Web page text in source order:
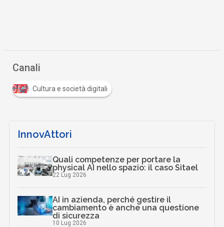
Canali
Cultura e società digitali
InnovAttori
Quali competenze per portare la
physical AI nello spazio: il caso Sitael
22 Lug 2026
AI in azienda, perché gestire il
cambiamento è anche una questione
di sicurezza
10 Lug 2026